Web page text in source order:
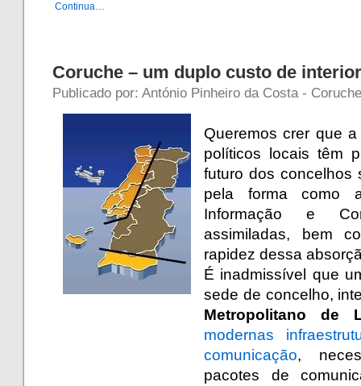
Continua…
Coruche – um duplo custo de
Publicado por: António Pinheiro da Costa -
Queremos crer que
políticos locais têm
futuro dos concelhos
pela forma como
Informação e
assimiladas, bem
rapidez dessa
É inadmissível que
sede de concelho,
Metropolitano de
modernas
comunicação,
pacotes de